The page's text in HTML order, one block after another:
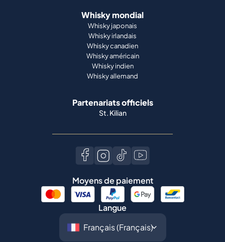
Whisky mondial
Whisky japonais
Whisky irlandais
Whisky canadien
Whisky américain
Whisky indien
Whisky allemand
Partenariats officiels
St. Kilian
Moyens de paiement
Langue